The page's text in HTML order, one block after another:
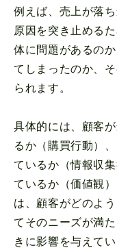
例えば、売上が落
原因を突き止める
体に問題があるの
てしまったのか、
られます。
具体的には、顧客
るか（購買行動）
ているか（情報収
ているか（価値観
は、顧客がどのよ
てそのニーズが満
きに影響を与えて